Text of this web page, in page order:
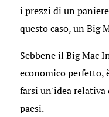
i prezzi di un
questo caso, un Big
Sebbene il Big Mac
economico perfetto,
farsi un'idea
paesi.